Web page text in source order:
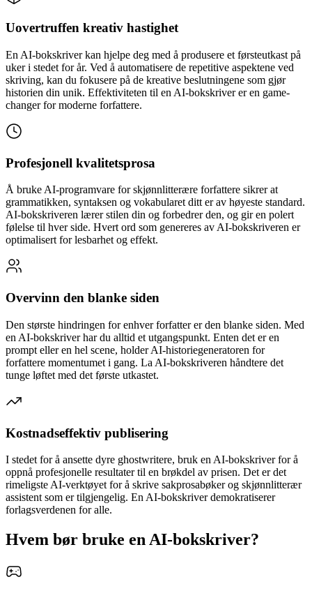
Uovertruffen kreativ hastighet
En AI-bokskriver kan hjelpe deg med å produsere et førsteutkast på
uker i stedet for år. Ved å automatisere de repetitive aspektene ved
skriving, kan du fokusere på de kreative beslutningene som gjør
historien din unik. Effektiviteten til en AI-bokskriver er en game-
changer for moderne forfattere.
Profesjonell kvalitetsprosa
Å bruke AI-programvare for skjønnlitterære forfattere sikrer at
grammatikken, syntaksen og vokabularet ditt er av høyeste standard.
AI-bokskriveren lærer stilen din og forbedrer den, og gir en polert
følelse til hver side. Hvert ord som genereres av AI-bokskriveren er
optimalisert for lesbarhet og effekt.
Overvinn den blanke siden
Den største hindringen for enhver forfatter er den blanke siden. Med
en AI-bokskriver har du alltid et utgangspunkt. Enten det er en
prompt eller en hel scene, holder AI-historiegeneratoren for
forfattere momentumet i gang. La AI-bokskriveren håndtere det
tunge løftet med det første utkastet.
Kostnadseffektiv publisering
I stedet for å ansette dyre ghostwritere, bruk en AI-bokskriver for å
oppnå profesjonelle resultater til en brøkdel av prisen. Det er det
rimeligste AI-verktøyet for å skrive sakprosabøker og skjønnlitterær
assistent som er tilgjengelig. En AI-bokskriver demokratiserer
forlagsverdenen for alle.
Hvem bør bruke en AI-bokskriver?